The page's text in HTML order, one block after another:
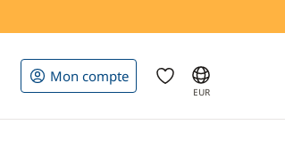
Mon compte
EUR